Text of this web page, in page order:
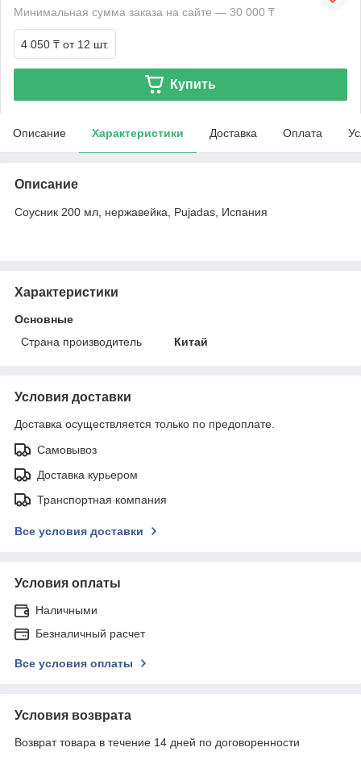
Минимальная сумма заказа на сайте — 30 000 ₸
4 050 ₸ от 12 шт.
Купить
Описание Характеристики Доставка Оплата
Описание
Соусник 200 мл, нержавейка, Pujadas, Испания
Характеристики
Основные
Страна производитель
Китай
Условия доставки
Доставка осуществляется только по предоплате.
Самовывоз
Доставка курьером
Транспортная компания
Все условия доставки
Условия оплаты
Наличными
Безналичный расчет
Все условия оплаты
Условия возврата
Возврат товара в течение 14 дней по договоренности